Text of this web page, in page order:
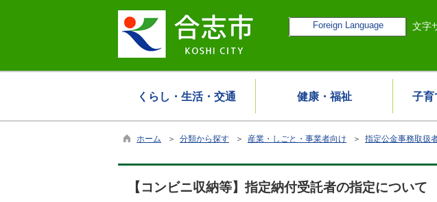
Foreign Language 文字
くらし・生活・交通 健康・福祉 子育
ホーム ＞ 分類から探す ＞ 産業・しごと・事業者向け ＞ 指定公金事務取扱
【コンビニ収納等】指定納付受託者の指定について